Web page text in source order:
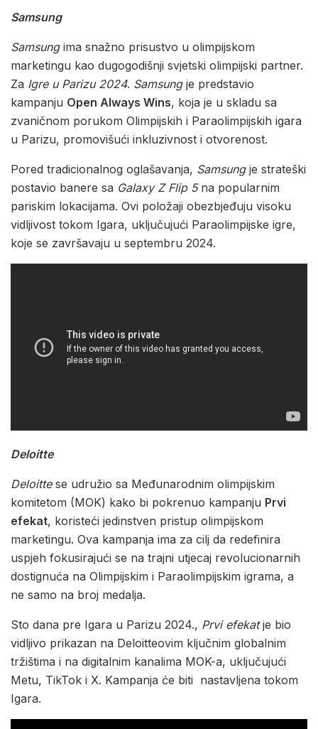
Samsung
Samsungima snažno prisustvo u olimpijskom
marketingu kao dugogodišnji svjetski olimpijski partner.
Za Igre u Parizu 2024. Samsungje predstavio
kampanju Open Always Wins, koja je u skladu sa
zvaničnom porukom Olimpijskih i Paraolimpijskih igara
u Parizu, promovišući inkluzivnost i otvorenost.
Pored tradicionalnog oglašavanja, Samsungje strateški
postavio banere sa Galaxy Z Flip 5na popularnim
pariskim lokacijama. Ovi položaji obezbjeđuju visoku
vidljivost tokom Igara, uključujući Paraolimpijske igre,
koje se završavaju u septembru 2024.
Deloitte
Deloittese udružio sa Međunarodnim olimpijskim
komitetom (MOK) kako bi pokrenuo kampanju Prvi
efekat, koristeći jedinstven pristup olimpijskom
marketingu. Ova kampanja ima za cilj da redefinira
uspjeh fokusirajući se na trajni utjecaj revolucionarnih
dostignuća na Olimpijskim i Paraolimpijskim igrama, a
ne samo na broj medalja.
Sto dana pre Igara u Parizu 2024., Prvi efekatje bio
vidljivo prikazan na Deloitteovim ključnim globalnim
tržištima i na digitalnim kanalima MOK-a, uključujući
Metu, TikTok i X. Kampanja će biti nastavljena tokom
Igara.